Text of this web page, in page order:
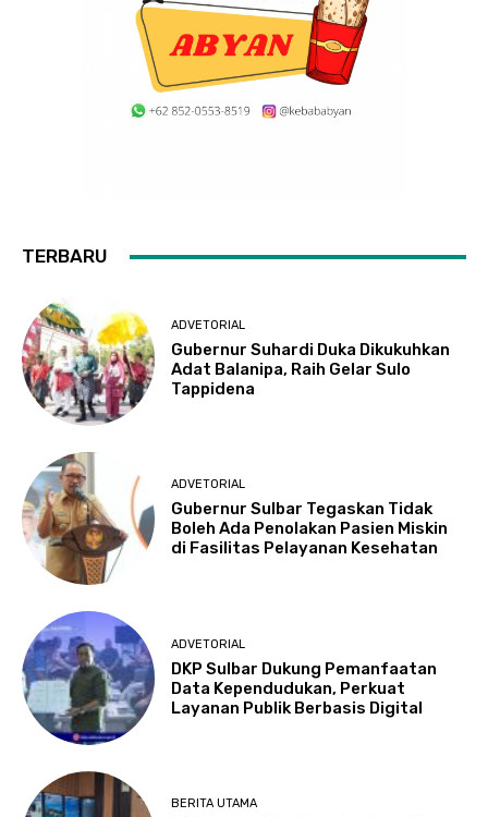
TERBARU
ADVETORIAL
Gubernur Suhardi Duka Dikukuhkan
Adat Balanipa, Raih Gelar Sulo
Tappidena
ADVETORIAL
Gubernur Sulbar Tegaskan Tidak
Boleh Ada Penolakan Pasien Miskin
di Fasilitas Pelayanan Kesehatan
ADVETORIAL
DKP Sulbar Dukung Pemanfaatan
Data Kependudukan, Perkuat
Layanan Publik Berbasis Digital
BERITA UTAMA